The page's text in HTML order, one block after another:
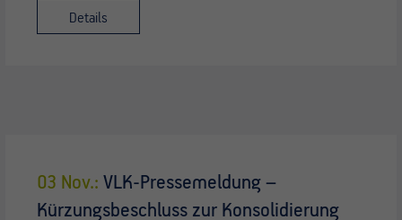
Details
03 Nov.: VLK-Pressemeldung –
Kürzungsbeschluss zur Konsolidierung